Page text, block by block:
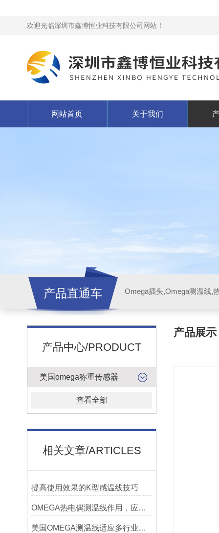
欢迎光临深圳市鑫博恒业科技有限公司网站！
网站首页 关于我们
产品直通车
产品中心/PRODUCT
美国omega称重传感器
查看全部
相关文章/ARTICLES
提高使用效果的K型感温线技巧
OMEGA热电偶测温线作用，应用领域
美国OMEGA测温线适应多行业需求
产品展示